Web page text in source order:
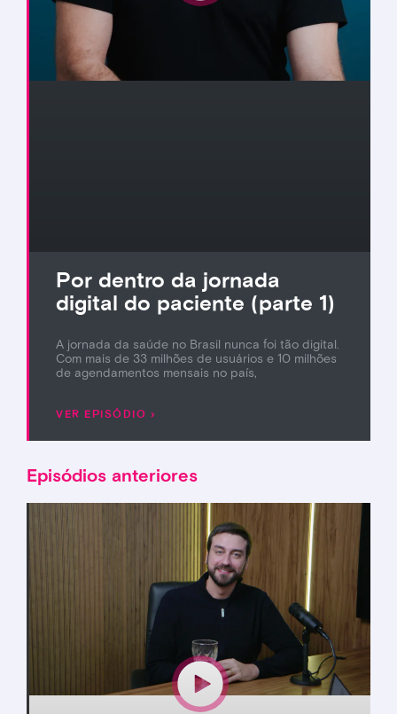
Por dentro da jornada
digital do paciente (parte 1)
A jornada da saúde no Brasil nunca foi tão digital.
Com mais de 33 milhões de usuários e 10 milhões
de agendamentos mensais no país,
VER EPISÓDIO ›
Episódios anteriores